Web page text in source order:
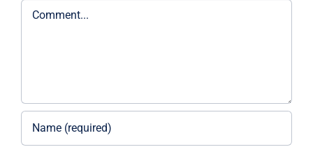
Comment